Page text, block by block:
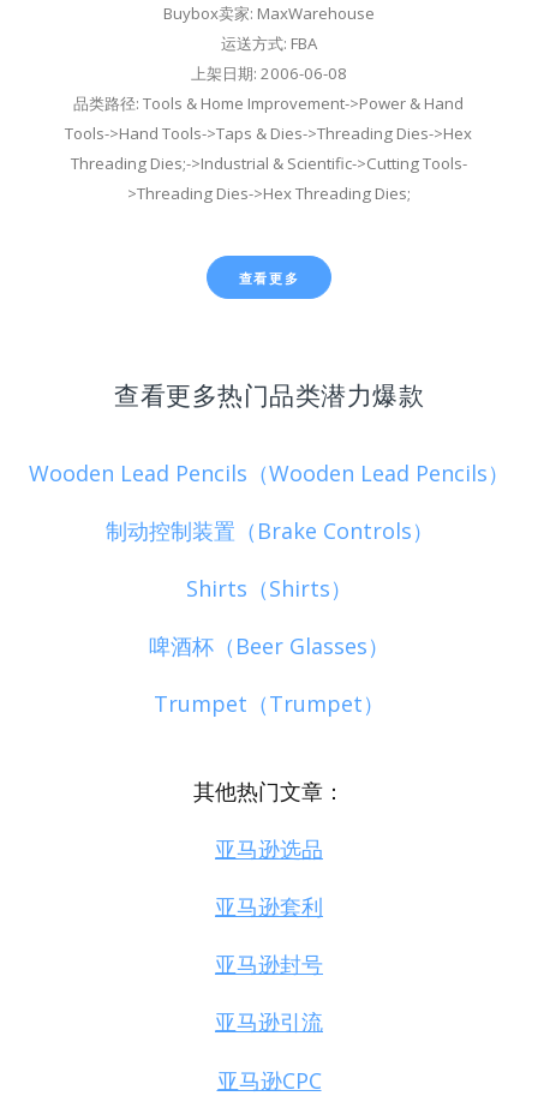
Buybox卖家: MaxWarehouse
运送方式: FBA
上架日期: 2006-06-08
品类路径: Tools & Home Improvement->Power & Hand
Tools->Hand Tools->Taps & Dies->Threading Dies->Hex
Threading Dies;->Industrial & Scientific->Cutting Tools-
>Threading Dies->Hex Threading Dies;
查看更多
查看更多热门品类潜力爆款
Wooden Lead Pencils（Wooden Lead Pencils）
制动控制装置（Brake Controls）
Shirts（Shirts）
啤酒杯（Beer Glasses）
Trumpet（Trumpet）
其他热门文章：
亚马逊选品
亚马逊套利
亚马逊封号
亚马逊引流
亚马逊CPC